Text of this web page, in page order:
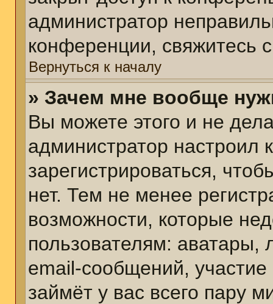
администратор
конференции, свяжитесь
Вернуться к началу
» Зачем мне вообще
Вы можете этого и не
администратор
зарегистрироваться,
нет. Тем не менее
возможности, которые
пользователям: аватары,
email-сообщений, участие
займёт у вас всего пару